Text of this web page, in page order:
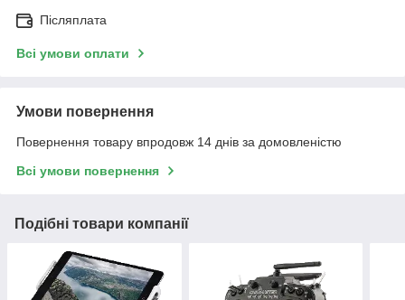
Післяплата
Всі умови оплати
Умови повернення
Повернення товару впродовж 14 днів за домовленістю
Всі умови повернення
Подібні товари компанії